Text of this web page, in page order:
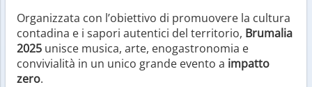
Organizzata con l’obiettivo di promuovere la cultura
contadina e i sapori autentici del territorio, Brumalia
2025 unisce musica, arte, enogastronomia e
convivialità in un unico grande evento a impatto
zero.